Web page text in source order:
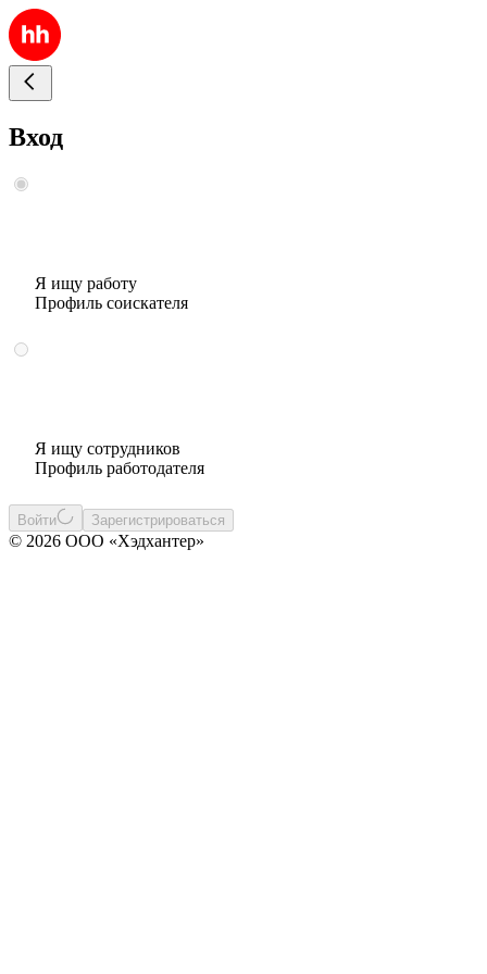
Вход
Я ищу работу
Профиль соискателя
Я ищу сотрудников
Профиль работодателя
Войти Зарегистрироваться
© 2026 ООО «Хэдхантер»